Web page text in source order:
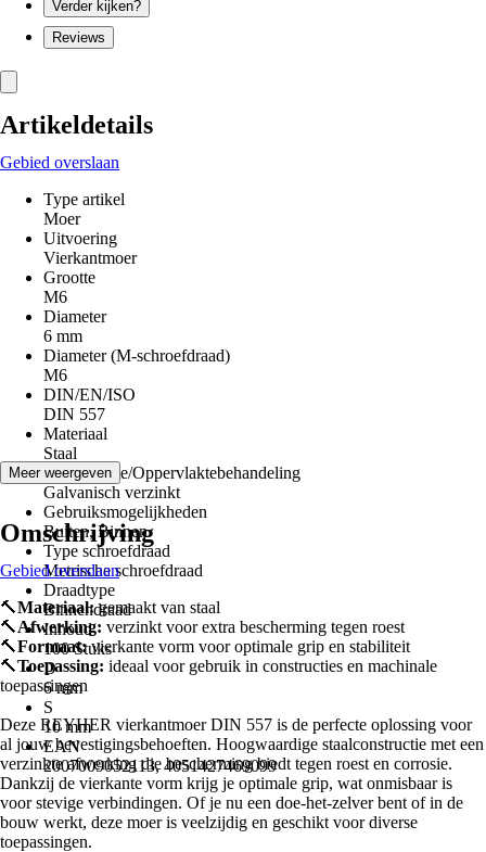
Verder kijken?
Reviews
Artikeldetails
Gebied overslaan
Type artikel
Moer
Uitvoering
Vierkantmoer
Grootte
M6
Diameter
6 mm
Diameter (M-schroefdraad)
M6
DIN/EN/ISO
DIN 557
Materiaal
Staal
Oppervlakte/Oppervlaktebehandeling
Galvanisch verzinkt
Gebruiksmogelijkheden
Buiten, Binnen
Type schroefdraad
Metrische schroefdraad
Draadtype
Binnendraad
Inhoud
100 Stuks
D
6 mm
S
10 mm
EAN
2007009052113, 4051427469099
Meer weergeven
Omschrijving
Gebied overslaan
🔨Materiaal:gemaakt van staal
🔨Afwerking: verzinkt voor extra bescherming tegen roest
🔨Formaat:vierkante vorm voor optimale grip en stabiliteit
🔨Toepassing: ideaal voor gebruik in constructies en machinale
toepassingen
Deze REYHER vierkantmoer DIN 557 is de perfecte oplossing voor
al jouw bevestigingsbehoeften. Hoogwaardige staalconstructie met een
verzinkte afwerking die bescherming biedt tegen roest en corrosie.
Dankzij de vierkante vorm krijg je optimale grip, wat onmisbaar is
voor stevige verbindingen. Of je nu een doe-het-zelver bent of in de
bouw werkt, deze moer is veelzijdig en geschikt voor diverse
toepassingen.